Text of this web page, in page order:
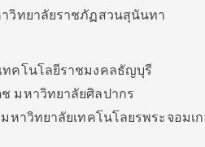
าวิทยาลัยราชภัฏสวนสุนันทา
ทคโนโลยีราชมงคลธัญบุรี
มหาวิทยาลัยศิลปากร
หาวิทยาลัยเทคโนโลยรพระจอมเ